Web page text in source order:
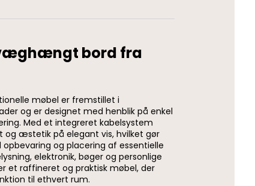
bord fra
møbel er fremstillet i
og er designet med henblik på enkel
Med et integreret kabelsystem
og æstetik på elegant vis, hvilket gør
og placering af essentielle
elektronik, bøger og personlige
et raffineret og praktisk møbel, der
til ethvert rum.